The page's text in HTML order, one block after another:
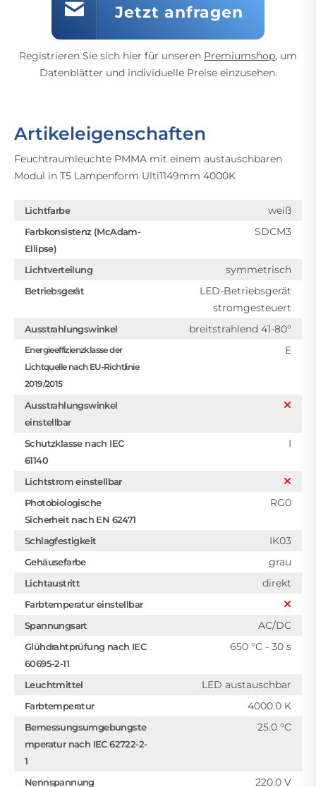
Jetzt anfragen
Registrieren Sie sich hier für unseren Premiumshop, um
Datenblätter und individuelle Preise einzusehen.
Artikeleigenschaften
Feuchtraumleuchte PMMA mit einem austauschbaren
Modul in T5 Lampenform Ulti1149mm 4000K
Lichtfarbe weiß
Farbkonsistenz (McAdam-
Ellipse)
SDCM3
Lichtverteilung symmetrisch
Betriebsgerät
LED-Betriebsgerät
stromgesteuert
Ausstrahlungswinkel breitstrahlend 41-80°
Energieeffizienzklasse der
Lichtquelle nach EU-Richtlinie
2019/2015
E
Ausstrahlungswinkel
einstellbar
Schutzklasse nach IEC
61140
I
Lichtstrom einstellbar
Photobiologische
Sicherheit nach EN 62471
RG0
Schlagfestigkeit IK03
Gehäusefarbe grau
Lichtaustritt direkt
Farbtemperatur einstellbar
Spannungsart
AC/DC
Glühdrahtprüfung nach IEC
60695-2-11
650 °C - 30 s
Leuchtmittel LED austauschbar
Farbtemperatur 4000.0 K
Bemessungsumgebungste
mperatur nach IEC 62722-2-
1
25.0 °C
Nennspannung 220.0 V